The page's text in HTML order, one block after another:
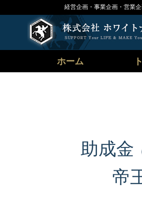
経営企画・事業企画・営業
ホーム
助成金
帝